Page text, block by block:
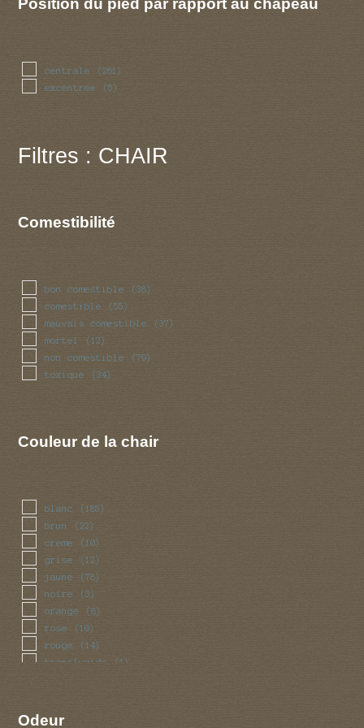
centrale (261)
excentree (5)
Filtres : CHAIR
Comestibilité
bon comestible (38)
comestible (55)
mauvais comestible (37)
mortel (12)
non comestible (79)
toxique (34)
Couleur de la chair
blanc (185)
brun (22)
creme (10)
grise (12)
jaune (78)
noire (3)
orange (8)
rose (10)
rouge (14)
translucide (1)
Odeur